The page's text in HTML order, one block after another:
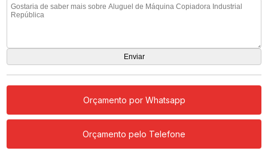
Orçamento por Whatsapp
Orçamento pelo Telefone